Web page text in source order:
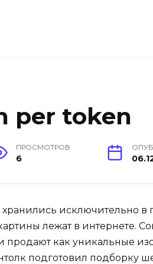
per token
ПРОСМОТРОВ
6
исключительно в
лежат в интернете.
продают как уникальные
подготовил подборку